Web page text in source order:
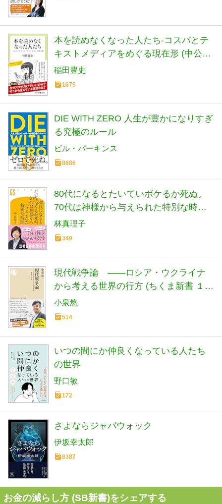
本を読めなくなった人たち-コスパとテ
キストメディアをめぐる現在形 (中公新
書ラクレ 861)
稲田豊史
1675
DIE WITH ZERO 人生が豊かになりすぎ
る究極のルール
ビル・パーキンス
8886
80代になるとたいていボケるか死ぬ。
70代は神様から与えられた特別な時間
(幻冬舎新書 803)
林真理子
349
現代戦争論 ――ロシア・ウクライナ
から考える世界の行方 (ちくま新書 １９
００)
小泉悠
514
いつの間にか仲良くなっている人たち
の世界
野口敏
172
さよならジャバウォック
伊坂幸太郎
8387
お金の減らし方 (SB新書)をシェアする